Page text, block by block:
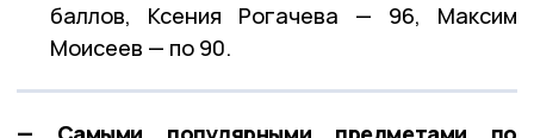
баллов, Ксения Рогачева — 96, Максим
Моисеев — по 90.